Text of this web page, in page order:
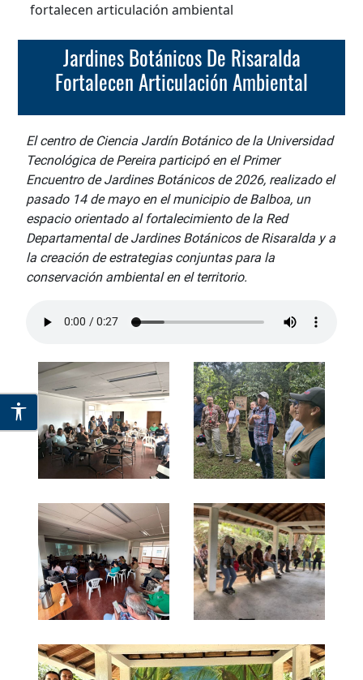
fortalecen articulación ambiental
Jardines Botánicos De Risaralda
Fortalecen Articulación Ambiental
El centro de Ciencia Jardín Botánico de la Universidad
Tecnológica de Pereira participó en el Primer
Encuentro de Jardines Botánicos de 2026, realizado el
pasado 14 de mayo en el municipio de Balboa, un
espacio orientado al fortalecimiento de la Red
Departamental de Jardines Botánicos de Risaralda y a
la creación de estrategias conjuntas para la
conservación ambiental en el territorio.